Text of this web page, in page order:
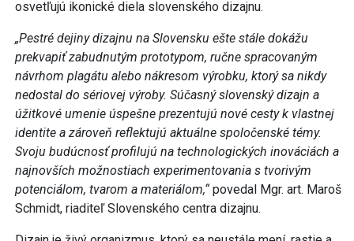
najnovších možnostiach experimentovania s tvorivým
potenciálom, tvarom a materiálom,“ povedal Mgr. art. Maroš
Schmidt, riaditeľ Slovenského centra dizajnu.
Dizajn je živý organizmus, ktorý sa neustále mení, rastie a
rozvíja. Charakteristickou vlastnosťou novej expozície v
Múzeu dizajnu je výstavná dynamika, vďaka ktorej môžeme
v neveľkých priestoroch priebežnou obmenou exponátov
prezentovať aj najnovšie akvizície a diela rezonujúce v
Národnej cene za dizajn či reagovať na výročia významných
osobností slovenského dizajnu.
„Podpora dizajnu je pre nás investíciou do kultúrneho